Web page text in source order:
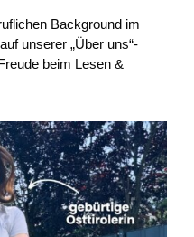
Background im
unserer „Über uns“-
beim Lesen &